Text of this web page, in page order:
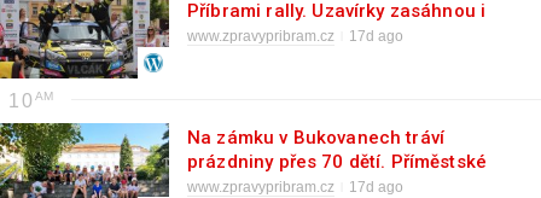
Příbrami rally. Uzavírky zasáhnou i
autobusy
www.zpravypribram.cz 17d ago
10
Na zámku v Bukovanech tráví
prázdniny přes 70 dětí. Příměstské
tábory se konají poprvé
www.zpravypribram.cz 17d ago